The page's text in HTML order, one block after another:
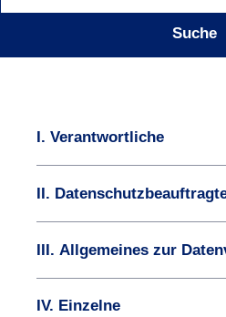
Suche
I. Verantwortliche
II.
III. Allgemeines zur
IV. Einzelne